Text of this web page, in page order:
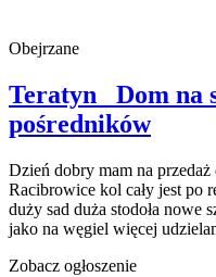
Obejrzane
Teratyn Dom na
pośredników
Dzień dobry mam na
Racibrowice kol cały jest po
duży sad duża stodoła nowe
jako na węgiel więcej
Zobacz ogłoszenie